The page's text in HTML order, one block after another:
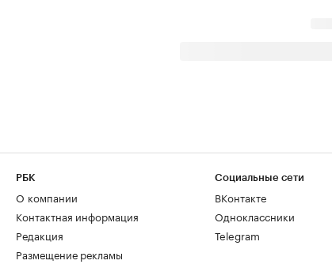
РБК
О компании
Контактная информация
Редакция
Размещение рекламы
Социальные сети
ВКонтакте
Одноклассники
Telegram